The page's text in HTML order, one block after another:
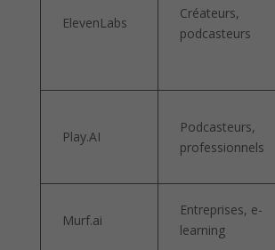
ElevenLabs
Créateurs,
podcasteurs
Play.AI
Podcasteurs,
professionnels
Murf.ai
Entreprises, e-
learning